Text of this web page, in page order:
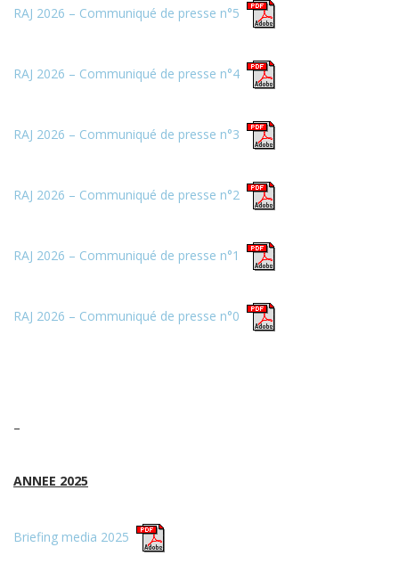
RAJ 2026 – Communiqué de presse n°5
RAJ 2026 – Communiqué de presse n°4
RAJ 2026 – Communiqué de presse n°3
RAJ 2026 – Communiqué de presse n°2
RAJ 2026 – Communiqué de presse n°1
RAJ 2026 – Communiqué de presse n°0
–
ANNEE 2025
Briefing media 2025